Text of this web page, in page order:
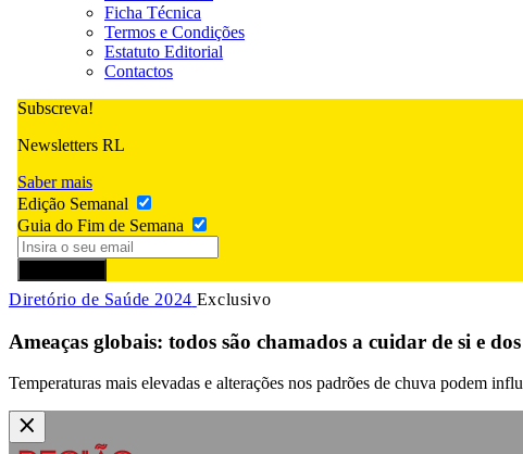
Ficha Técnica
Termos e Condições
Estatuto Editorial
Contactos
Subscreva!
Newsletters RL
Saber mais
Edição Semanal
Guia do Fim de Semana
Diretório de Saúde 2024 Exclusivo
Ameaças globais: todos são chamados a cuidar de si e
Temperaturas mais elevadas e alterações nos padrões de chuva podem